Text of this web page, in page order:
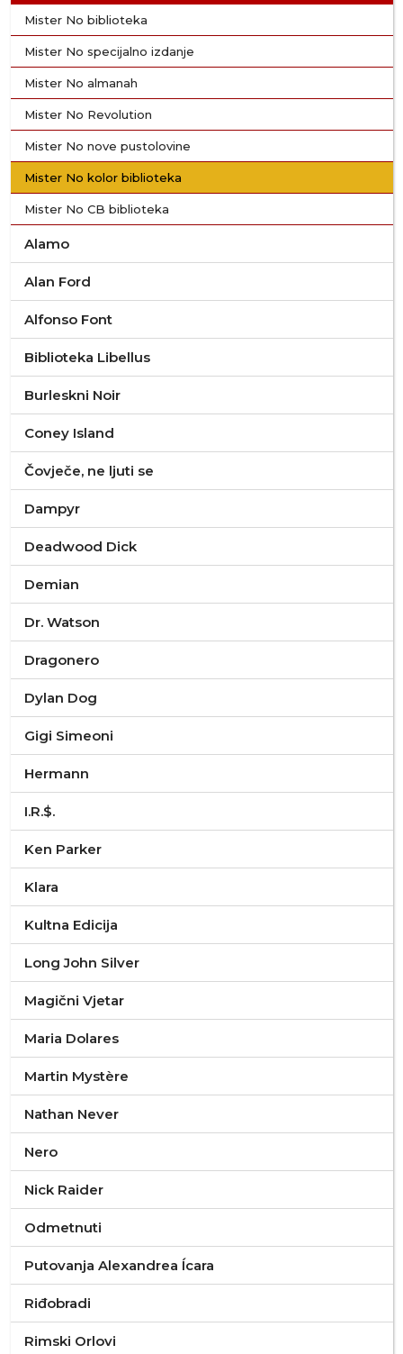
Mister No biblioteka
Mister No specijalno izdanje
Mister No almanah
Mister No Revolution
Mister No nove pustolovine
Mister No kolor biblioteka
Mister No CB biblioteka
Alamo
Alan Ford
Alfonso Font
Biblioteka Libellus
Burleskni Noir
Coney Island
Čovječe, ne ljuti se
Dampyr
Deadwood Dick
Demian
Dr. Watson
Dragonero
Dylan Dog
Gigi Simeoni
Hermann
I.R.$.
Ken Parker
Klara
Kultna Edicija
Long John Silver
Magični Vjetar
Maria Dolares
Martin Mystère
Nathan Never
Nero
Nick Raider
Odmetnuti
Putovanja Alexandrea Ícara
Riđobradi
Rimski Orlovi